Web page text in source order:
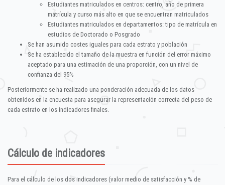
Estudiantes matriculados en centros: centro, año de primera
matrícula y curso más alto en que se encuentran matriculados
Estudiantes matriculados en departamentos: tipo de matrícula en
estudios de Doctorado o Posgrado
Se han asumido costes iguales para cada estrato y población
Se ha establecido el tamaño de la muestra en función del error máximo
aceptado para una estimación de una proporción, con un nivel de
confianza del 95%
Posteriormente se ha realizado una ponderación adecuada de los datos
obtenidos en la encuesta para asegurar la representación correcta del peso de
cada estrato en los indicadores finales.
Cálculo de indicadores
Para el cálculo de los dos indicadores (valor medio de satisfacción y % de